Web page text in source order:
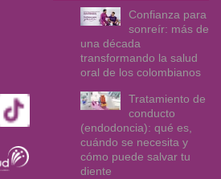
Confianza para
sonreír: más de
una década
transformando la salud
oral de los colombianos
Tratamiento de
conducto
(endodoncia): qué es,
cuándo se necesita y
cómo puede salvar tu
diente